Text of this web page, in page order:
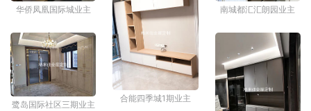
华侨凤凰国际城业主
鹭岛国际社区三期业主
合能四季城1期业主
南城都汇汇朗园业主